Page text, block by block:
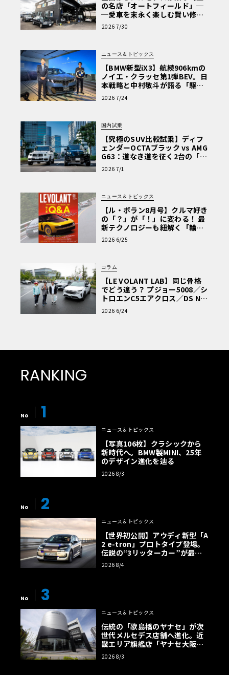
の名店「オートフィールド」─
─愛車を末永く楽しむ賢い修理
術と、プロがフックス製オイル
を選ぶ理由〈PR〉
2026 7/30
ニュース＆トピックス
【BMW新型iX3】航続906kmの
ノイエ・クラッセ第1弾BEV。日
本戦略と中村敬斗が語る「駆け
ぬける歓び」
2026 7/24
国内試乗
【究極のSUV比較試乗】ディフ
ェンダーOCTAブラック vs AMG
G63：道なき道を征く2台の「対
極的アプローチ」
2026 7/1
ニュース＆トピックス
【ル・ボラン8月号】クルマ好き
の「？」が「！」に変わる！ 最
新テクノロジーも紐解く「輸入
車Q&A」
2026 6/25
コラム
【LE VOLANT LAB】同じ骨格
でどう違う？ プジョー5008／シ
トロエンC5エアクロス／DS Nº4
読者一気乗りレポート
2026 6/24
RANKING
No 1
ニュース＆トピックス
【写真106枚】クラシックから
新時代へ。BMW製MINI、25年
のデザイン進化を辿る
2026 8/3
No 2
ニュース＆トピックス
【世界初公開】アウディ新型「A
2 e-tron」プロトタイプ登場。
伝説の“3リッターカー”が最高
効率エントリーBEVとして復活
【画像38枚】
2026 8/4
No 3
ニュース＆トピックス
伝統の「歌島橋のヤナセ」が次
世代メルセデス店舗へ進化。近
畿エリア旗艦店「ヤナセ大阪支
店」がリニューアル
2026 8/3